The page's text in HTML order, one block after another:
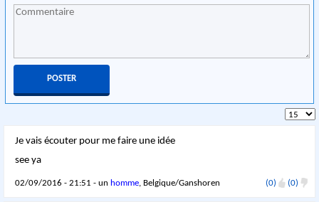
Je vais écouter pour me faire une idée
see ya
02/09/2016 - 21:51 - un homme, Belgique/Ganshoren (0) (0)